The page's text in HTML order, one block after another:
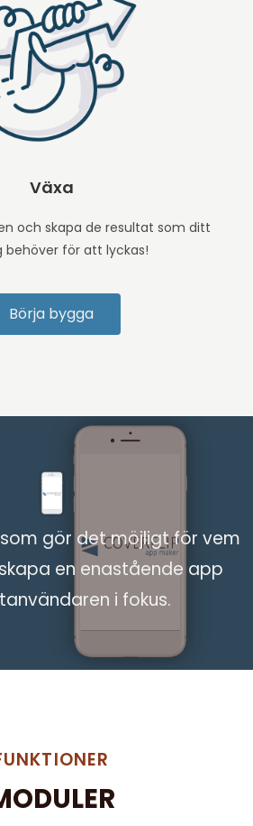
Växa
och skapa de resultat som ditt
behöver för att lyckas!
Börja bygga
gör det möjligt för vem
en enastående app
i fokus.